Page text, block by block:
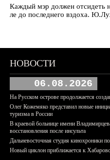
Каждый мэр должен отсидеть
ле до последнего вздоха.
НОВОСТИ
06.08.2026
На Русском острове продолжается
Олег Кожемяко представил новые
туризма в России
В краевой больнице имени
восстановления после инсульта
Дальневосточная студия кинохроники
Новый циклон приближается к